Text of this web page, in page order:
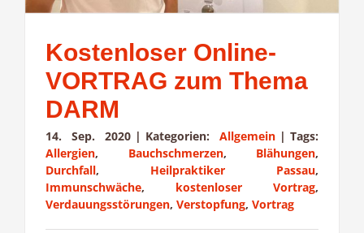
Kostenloser Online-
VORTRAG zum Thema
DARM
14. Sep. 2020 | Kategorien: Allgemein | Tags:
Allergien, Bauchschmerzen, Blähungen,
Durchfall, Heilpraktiker Passau,
Immunschwäche, kostenloser Vortrag,
Verdauungsstörungen, Verstopfung, Vortrag